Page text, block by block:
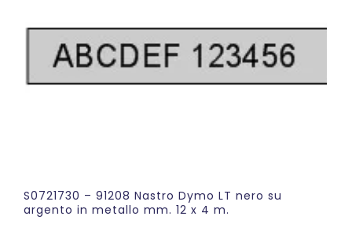
S0721730 – 91208 Nastro Dymo LT nero su
argento in metallo mm. 12 x 4 m.